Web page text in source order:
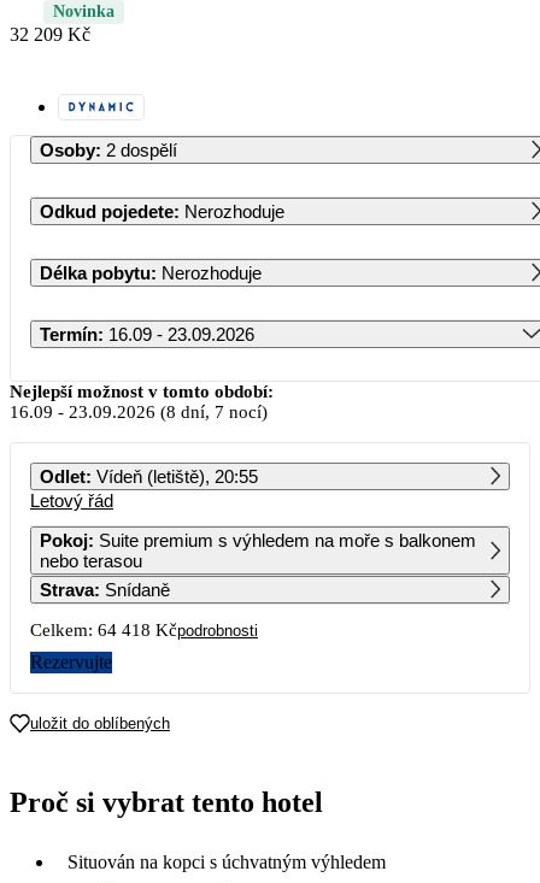
Novinka
32 209 Kč
Osoby: 2 dospělí
Odkud pojedete: Nerozhoduje
Délka pobytu: Nerozhoduje
Termín: 16.09 - 23.09.2026
Září 2026
PO ÚT ST ČT PÁ SO NE
27 629
7 8 9 10 11 12 13
14 15 16
21
23 029
22
28 259
23 24 25 26 27
Nejlepší možnost v tomto období:
16.09 - 23.09.2026 (8 dní, 7 nocí)
Odlet: Vídeň (letiště), 20:55
Letový řád
Pokoj: Suite premium s výhledem na moře s balkonem
nebo terasou
Strava: Snídaně
Celkem: 64 418 Kčpodrobnosti
Rezervujte
uložit do oblíbených
Proč si vybrat tento hotel
Situován na kopci s úchvatným výhledem